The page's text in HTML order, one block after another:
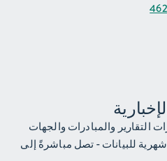
والمبادرات والجهات
للبيانات - تصل مباشرةً إلى